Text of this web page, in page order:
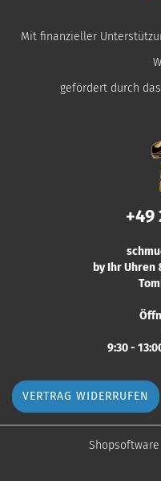
Mit finanzieller
gefördert durch
+49
by Ihr Uhren
9:30 -
VERTRAG WIDERRUFEN
Shopsoftware